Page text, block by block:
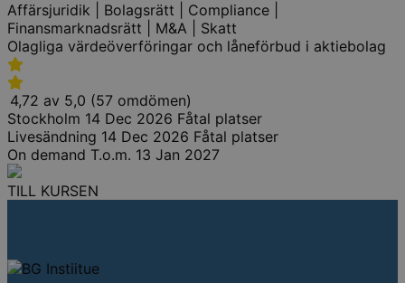
Affärsjuridik | Bolagsrätt | Compliance |
Finansmarknadsrätt | M&A | Skatt
Olagliga värdeöverföringar och låneförbud i aktiebolag
4,72 av 5,0 (57 omdömen)
Stockholm 14 Dec 2026 Fåtal platser
Livesändning 14 Dec 2026 Fåtal platser
On demand T.o.m. 13 Jan 2027
TILL KURSEN